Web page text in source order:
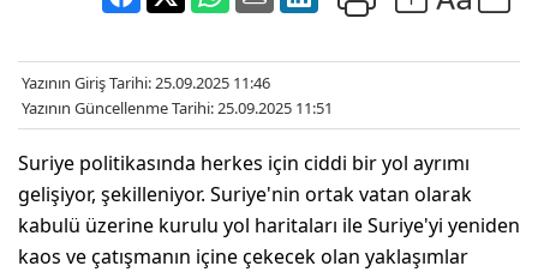
Yazının Giriş Tarihi: 25.09.2025 11:46
Yazının Güncellenme Tarihi: 25.09.2025 11:51
Suriye politikasında herkes için ciddi bir yol ayrımı
gelişiyor, şekilleniyor. Suriye'nin ortak vatan olarak
kabulü üzerine kurulu yol haritaları ile Suriye'yi yeniden
kaos ve çatışmanın içine çekecek olan yaklaşımlar